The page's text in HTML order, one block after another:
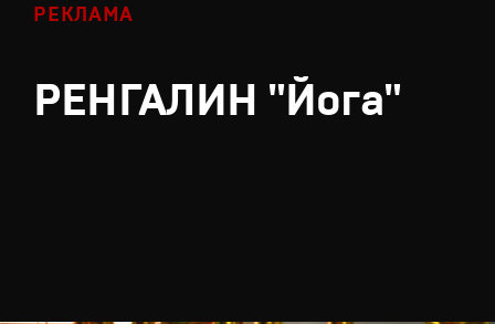
РЕКЛАМА
РЕНГАЛИН "Йога"